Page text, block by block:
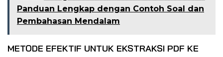
Panduan Lengkap dengan Contoh Soal dan
Pembahasan Mendalam
METODE EFEKTIF UNTUK EKSTRAKSI PDF KE